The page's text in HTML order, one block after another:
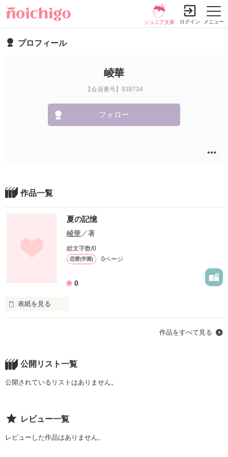
メニュー
ジュニア文庫 ログイン
プロフィール
崚華
【会員番号】938734
フォロー
作品一覧
夏の記憶
崚華／著
総文字数/0
恋愛(学園) 0ページ
0
表紙を見る
作品をすべて見る
公開リスト一覧
公開されているリストはありません。
レビュー一覧
レビューした作品はありません。